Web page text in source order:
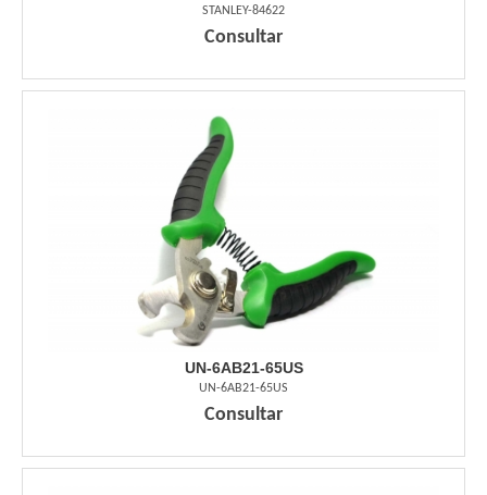
STANLEY-84622
Consultar
UN-6AB21-65US
UN-6AB21-65US
Consultar